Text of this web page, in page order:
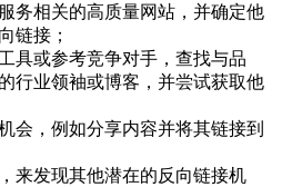
务相关的高质量网站，并确定他
链接；
具或参考竞争对手，查找与品
行业领袖或博客，并尝试获取他
会，例如分享内容并将其链接到
来发现其他潜在的反向链接机